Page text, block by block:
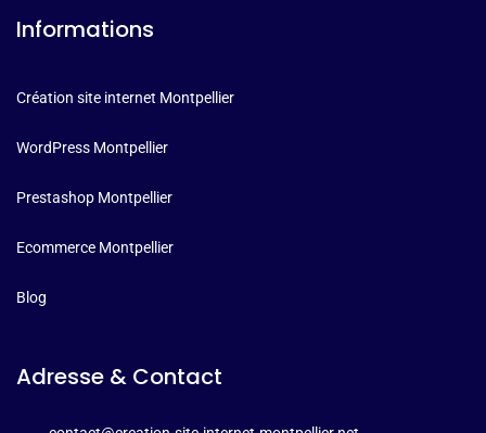
Informations
Création site internet Montpellier
WordPress Montpellier
Prestashop Montpellier
Ecommerce Montpellier
Blog
Adresse & Contact